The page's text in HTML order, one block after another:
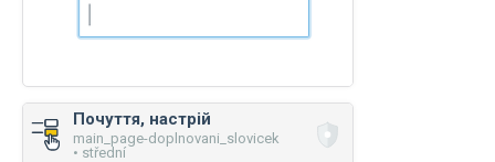
Почуття, настрій
main_page-doplnovani_slovicek
• střední